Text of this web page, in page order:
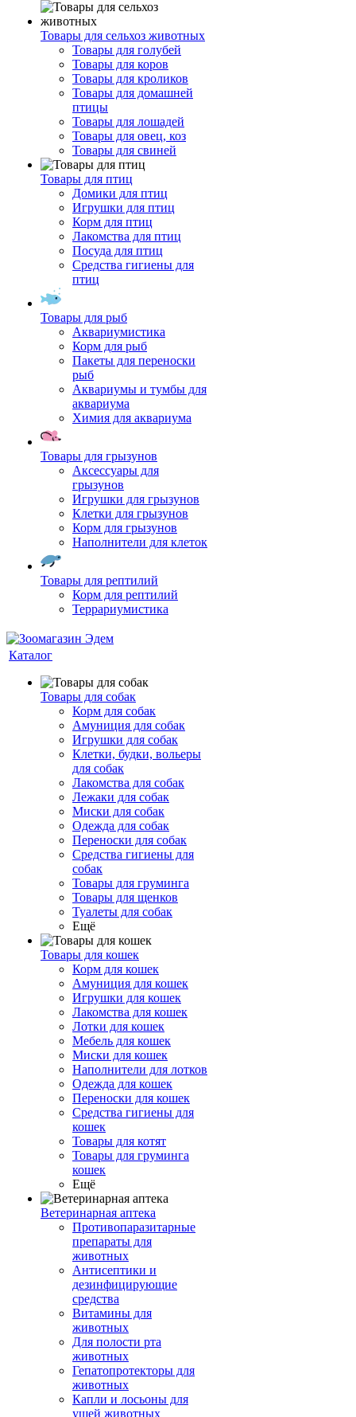
Товары для сельхоз животных
Товары для голубей
Товары для коров
Товары для кроликов
Товары для домашней
птицы
Товары для лошадей
Товары для овец, коз
Товары для свиней
Товары для птиц
Домики для птиц
Игрушки для птиц
Корм для птиц
Лакомства для птиц
Посуда для птиц
Средства гигиены для
птиц
Товары для рыб
Аквариумистика
Корм для рыб
Пакеты для переноски
рыб
Аквариумы и тумбы для
аквариума
Химия для аквариума
Товары для грызунов
Аксессуары для
грызунов
Игрушки для грызунов
Клетки для грызунов
Корм для грызунов
Наполнители для клеток
Товары для рептилий
Корм для рептилий
Террариумистика
Каталог
Товары для собак
Корм для собак
Амуниция для собак
Игрушки для собак
Клетки, будки, вольеры
для собак
Лакомства для собак
Лежаки для собак
Миски для собак
Одежда для собак
Переноски для собак
Средства гигиены для
собак
Товары для груминга
Товары для щенков
Туалеты для собак
Ещё
Товары для кошек
Корм для кошек
Амуниция для кошек
Игрушки для кошек
Лакомства для кошек
Лотки для кошек
Мебель для кошек
Миски для кошек
Наполнители для лотков
Одежда для кошек
Переноски для кошек
Средства гигиены для
кошек
Товары для котят
Товары для груминга
кошек
Ещё
Ветеринарная аптека
Противопаразитарные
препараты для
животных
Антисептики и
дезинфицирующие
средства
Витамины для
животных
Для полости рта
животных
Гепатопротекторы для
животных
Капли и лосьоны для
ушей животных